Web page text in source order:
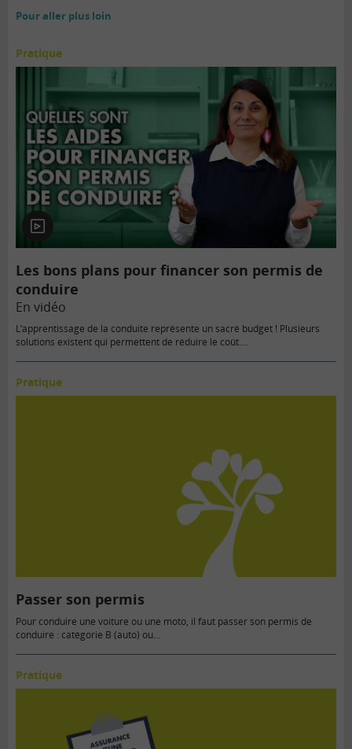
Pour aller plus loin
Pratique
En
vidéo
Les bons plans pour financer son permis de
conduire
En vidéo
L’apprentissage de la conduite représente un sacré budget ! Plusieurs
solutions existent qui permettent de réduire le coût.…
Pratique
Passer son permis
Pour conduire une voiture ou une moto, il faut passer son permis de
conduire : catégorie B (auto) ou…
Pratique